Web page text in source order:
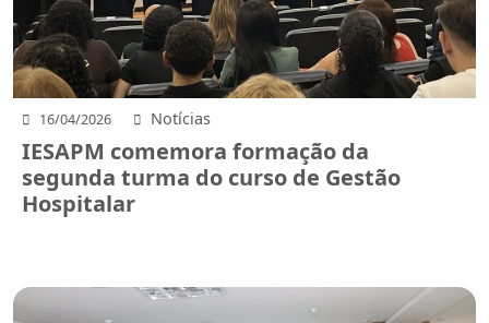
16/04/2026 Notícias
IESAPM comemora formação da
segunda turma do curso de Gestão
Hospitalar